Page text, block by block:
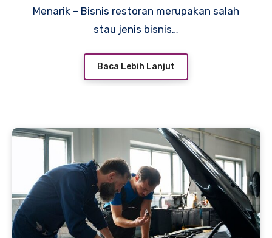
Menarik – Bisnis restoran merupakan salah
stau jenis bisnis…
Baca Lebih Lanjut